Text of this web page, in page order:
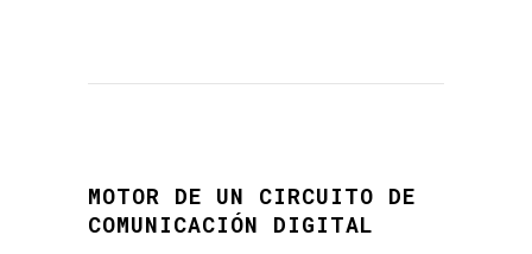
MOTOR DE UN CIRCUITO DE
COMUNICACIÓN DIGITAL